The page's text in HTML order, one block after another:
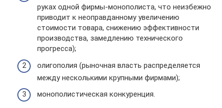
руках одной фирмы-монополиста, что неизбежно
приводит к неоправданному увеличению
стоимости товара, снижению эффективности
производства, замедлению технического
прогресса);
олигополия (рыночная власть распределяется
между несколькими крупными фирмами);
монополистическая конкуренция.